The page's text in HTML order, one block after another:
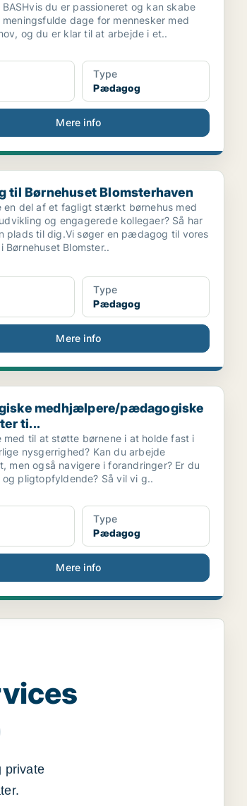
du er passioneret og kan skabe
dage for mennesker med
og du er klar til at arbejde i et..
Type
Pædagog
Mere info
Blomsterhaven
til Børnehuset Blomsterhaven
en del af et fagligt stærkt børnehus med
og engagerede kollegaer? Så har
plads til dig.Vi søger en pædagog til vores
Børnehuset Blomster..
Type
Pædagog
Mere info
medhjælpere/pædagogiske assistenter ti...
medhjælpere/pædagogiske
ti...
til at støtte børnene i at holde fast i
nysgerrighed? Kan du arbejde
men også navigere i forandringer? Er du
og pligtopfyldende? Så vil vi g..
Type
Pædagog
Mere info
private